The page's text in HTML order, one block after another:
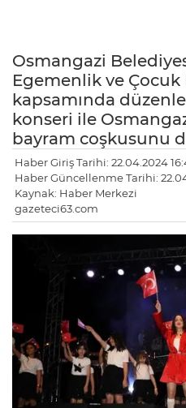
Osmangazi
Egemenlik ve Çocuk
kapsamında
konseri ile
bayram coşkusunu
Haber Giriş Tarihi: 22.04.2024
Haber Güncellenme Tarihi:
Kaynak: Haber Merkezi
gazeteci63.com